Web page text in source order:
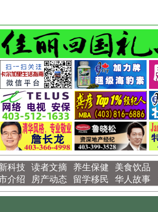
科技 读者文摘 养生保健 美食饮品
介绍 房产动态 留学移民 华人故事